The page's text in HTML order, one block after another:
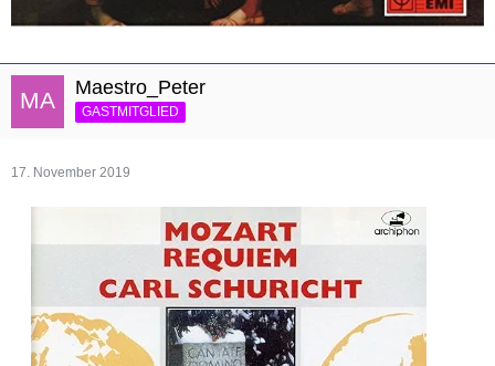
Maestro_Peter
GASTMITGLIED
17. November 2019